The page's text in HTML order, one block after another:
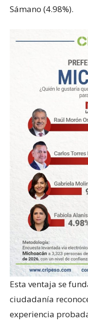
Sámano (4.98%).
Esta ventaja se
ciudadanía
experiencia